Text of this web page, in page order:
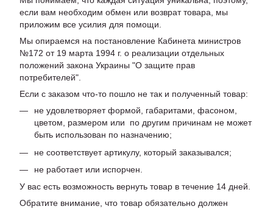
если вам необходим обмен или возврат товара, мы
приложим все усилия для помощи.
Мы опираемся на постановление Кабинета министров
№172 от 19 марта 1994 г. о реализации отдельных
положений закона Украины "О защите прав
потребителей".
Если с заказом что-то пошло не так и полученный товар:
не удовлетворяет формой, габаритами, фасоном,
цветом, размером или по другим причинам не может
быть использован по назначению;
не соответствует артикулу, который заказывался;
не работает или испорчен.
У вас есть возможность вернуть товар в течение 14 дней.
Обратите внимание, что товар обязательно должен